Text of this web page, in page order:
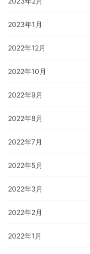
2023年1月
2022年12月
2022年10月
2022年9月
2022年8月
2022年7月
2022年5月
2022年3月
2022年2月
2022年1月